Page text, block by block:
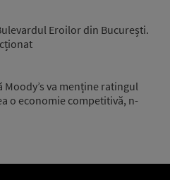
Eroilor din București.
va menține ratingul
o economie competitivă, n-